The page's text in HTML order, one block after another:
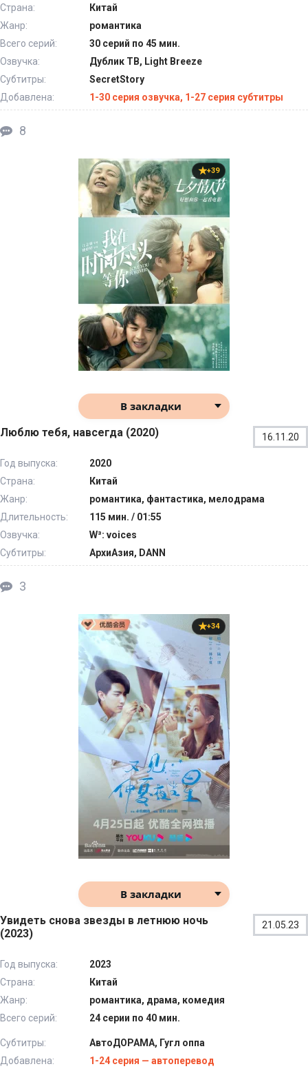
Страна:
Китай
Жанр:
романтика
Всего серий:
30 серий по 45 мин.
Озвучка:
Дублик ТВ, Light Breeze
Субтитры:
SecretStory
Добавлена:
1-30 серия озвучка, 1-27 серия субтитры
8
+39
В закладки
Люблю тебя, навсегда (2020) 16.11.20
Год выпуска:
2020
Страна:
Китай
Жанр:
романтика, фантастика, мелодрама
Длительность:
115 мин. / 01:55
Озвучка:
W³: voices
Субтитры:
АрхиАзия, DANN
3
+34
В закладки
Увидеть снова звезды в летнюю ночь
(2023)
21.05.23
Год выпуска:
2023
Страна:
Китай
Жанр:
романтика, драма, комедия
Всего серий:
24 серии по 40 мин.
Субтитры:
АвтоДОРАМА, Гугл оппа
Добавлена:
1-24 серия — автоперевод